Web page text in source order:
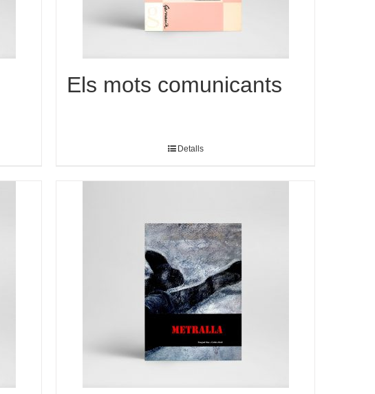
Els mots comunicants
Detalls